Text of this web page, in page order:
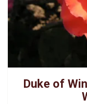
Duke of